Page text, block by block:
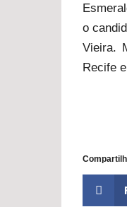
o
Vieira.
Recife